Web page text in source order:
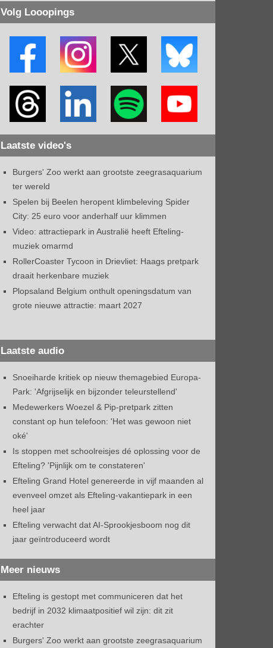
Volg Looopings
Laatste video's
Burgers' Zoo werkt aan grootste zeegrasaquarium
ter wereld
Spelen bij Beelen heropent klimbeleving Spider
City: 25 euro voor anderhalf uur klimmen
Video: attractiepark in Australië heeft Efteling-
muziek omarmd
RollerCoaster Tycoon in Drievliet: Haags pretpark
draait herkenbare muziek
Plopsaland Belgium onthult openingsdatum van
grote nieuwe attractie: maart 2027
Laatste audio
Snoeiharde kritiek op nieuw themagebied Europa-
Park: 'Afgrijselijk en bijzonder teleurstellend'
Medewerkers Woezel & Pip-pretpark zitten
constant op hun telefoon: 'Het was gewoon niet
oké'
Is stoppen met schoolreisjes dé oplossing voor de
Efteling? 'Pijnlijk om te constateren'
Efteling Grand Hotel genereerde in vijf maanden al
evenveel omzet als Efteling-vakantiepark in een
heel jaar
Efteling verwacht dat AI-Sprookjesboom nog dit
jaar geïntroduceerd wordt
Meer nieuws
Efteling is gestopt met communiceren dat het
bedrijf in 2032 klimaatpositief wil zijn: dit zit
erachter
Burgers' Zoo werkt aan grootste zeegrasaquarium